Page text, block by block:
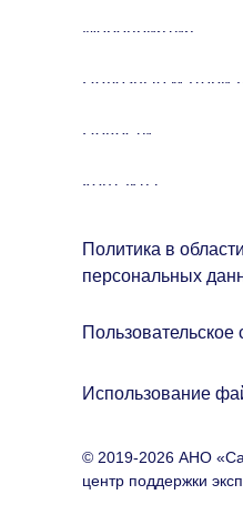
Мероприятия
Полезные
Новости
Контакты
Пользовательское
Использование
Политика в
персональных
© 2019-2026 АНО
центр поддержки